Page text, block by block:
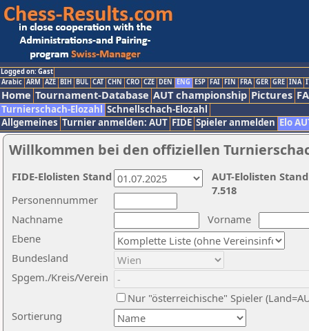
Logged on: Gast
Arabic ARM AZE BIH BUL CAT CHN CRO CZE DEN ENG ESP FAI FIN FRA GER GRE INA
Home Tournament-Database AUT championship Pictures
Turnierschach-Elozahl Schnellschach-Elozahl
Allgemeines Turnier anmelden: AUT FIDE Spieler anmelden Elo
Willkommen bei den offiziellen
Nachname
Vorname
Ebene
Sortierung
Personennummer
Bundesland
Spgem./Kreis/Verein
Nur "österreichische" Spieler
AUT-Elolisten
7.518
FIDE-Elolisten Stand